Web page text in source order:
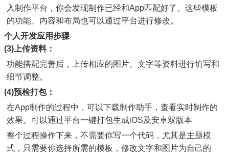
入制作平台，你会发现制作已经和App匹配好了。这些模板
的功能、内容和布局也可以通过平台进行修改。
个人开发应用步骤
(3)上传资料：
功能搭配完善后，上传相应的图片、文字等资料进行填写和
细节调整。
(4)预检打包：
在App制作的过程中，可以下载制作助手，查看实时制作的
效果。可以通过平台一键打包生成iOS及安卓双版本
整个过程操作下来，不需要你写一个代码，尤其是主题模
式，只需要你选择所需的模板，修改文字和图片为自己的